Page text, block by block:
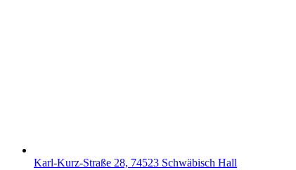
Karl-Kurz-Straße 28, 74523 Schwäbisch Hall